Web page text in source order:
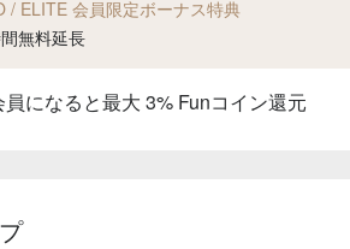
/ ELITE 会員限定ボーナス特典
無料延長
員になると最大 3% Funコイン還元